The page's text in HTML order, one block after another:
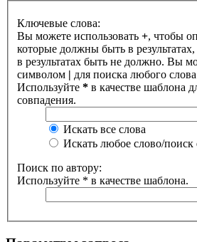
Ключевые слова:
Вы можете использовать +, чтобы
которые должны быть в результатах,
в результатах быть не должно. Вы
символом | для поиска любого
Используйте * в качестве шаблона
совпадения.
Искать все слова
Искать любое слово/поиск
Поиск по автору:
Используйте * в качестве шаблона.